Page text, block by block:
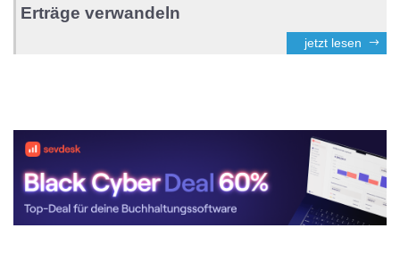
Erträge verwandeln
jetzt lesen